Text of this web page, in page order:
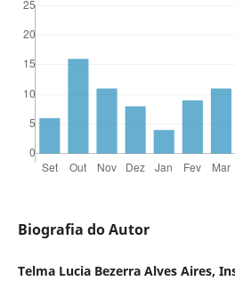
Biografia do Autor
Telma Lucia Bezerra Alves Aires,